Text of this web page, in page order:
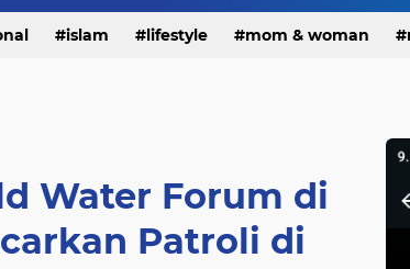
islam lifestyle mom & woman
Water Forum di
Patroli di